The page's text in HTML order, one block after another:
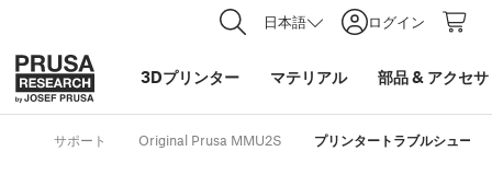
日本語 ログイン
3Dプリンター マテリアル 部品& アクセ
サポート Original Prusa MMU2S プリンタートラブルシューテ